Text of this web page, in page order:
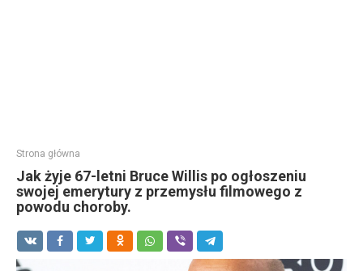
Strona główna
Jak żyje 67-letni Bruce Willis po ogłoszeniu
swojej emerytury z przemysłu filmowego z
powodu choroby.